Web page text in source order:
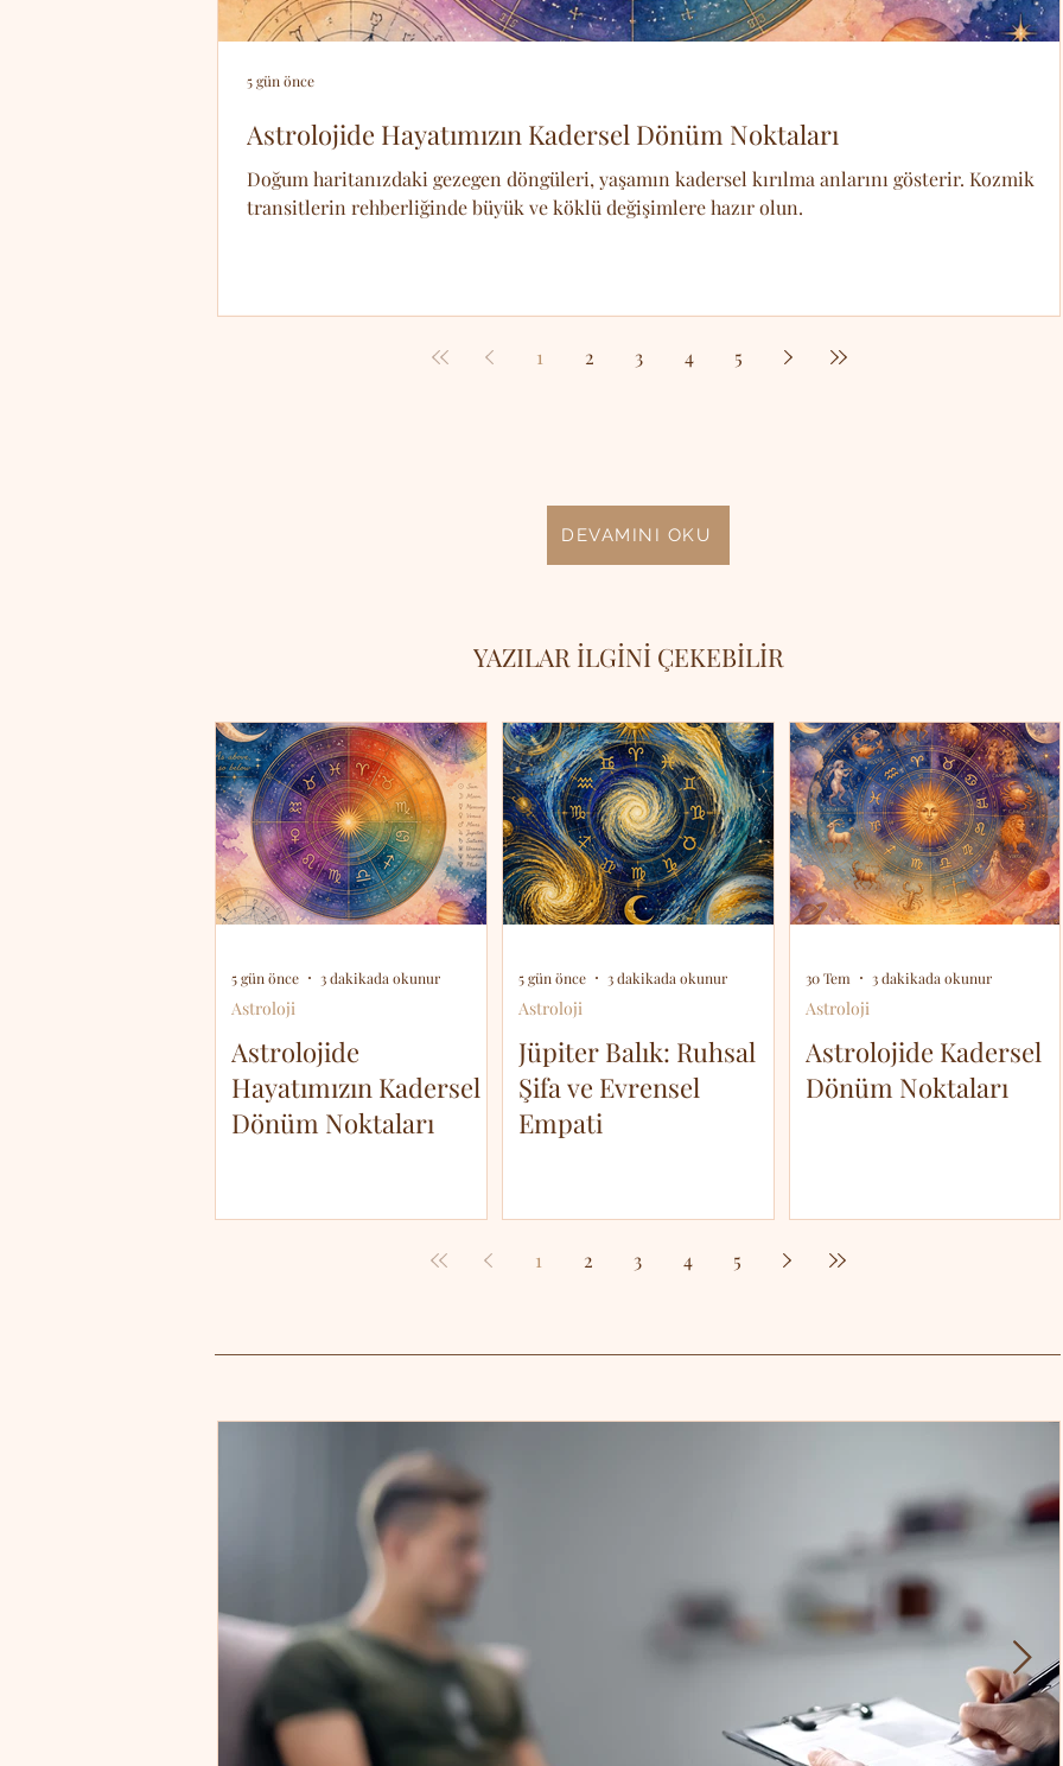
Astrolojide Hayatımızın Kadersel Dönüm Noktaları
Doğum haritanızdaki gezegen döngüleri, yaşamın kadersel kırılma anlarını gösterir. Kozmik
transitlerin rehberliğinde büyük ve köklü değişimlere hazır olun.
5 gün önce
1 2 3 4 5
DEVAMINI OKU
YAZILAR İLGİNİ ÇEKEBİLİR
Astrolojide
Hayatımızın Kadersel
Dönüm Noktaları
Astroloji
5 gün önce 3 dakikada okunur
Jüpiter Balık: Ruhsal
Şifa ve Evrensel
Empati
Astroloji
5 gün önce 3 dakikada okunur
Astrolojide Kadersel
Dönüm Noktaları
Astroloji
30 Tem 3 dakikada okunur
1 2 3 4 5